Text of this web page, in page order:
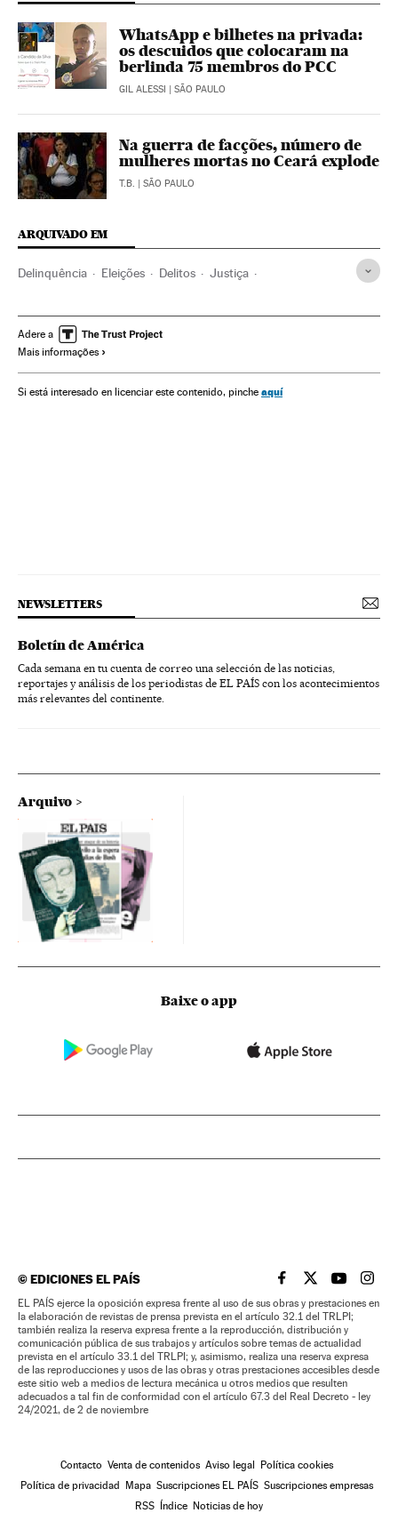
WhatsApp e bilhetes na privada:
os descuidos que colocaram na
berlinda 75 membros do PCC
GIL ALESSI | SÃO PAULO
Na guerra de facções, número de
mulheres mortas no Ceará explode
T.B. | SÃO PAULO
ARQUIVADO EM
Delinquência Eleições Delitos Justiça
Comando Vermelho Eleições Brasil
Segurança civil
Ministério Fazenda Governo Brasil Governo
Adere a
Mais informações
Si está interesado en licenciar este contenido, pinche aquí
NEWSLETTERS
Boletín de América
Cada semana en tu cuenta de correo una selección de las noticias,
reportajes y análisis de los periodistas de EL PAÍS con los acontecimientos
más relevantes del continente.
Arquivo
Baixe o app
©EDICIONES EL PAÍS EL PAÍS BRASIL EN
EL PAÍSEL PAÍS
EL
EL PAÍS ejerce la oposición expresa frente al uso de sus obras y prestaciones en
la elaboración de revistas de prensa prevista en el artículo 32.1 del TRLPI;
también realiza la reserva expresa frente a la reproducción, distribución y
comunicación pública de sus trabajos y artículos sobre temas de actualidad
prevista en el artículo 33.1 del TRLPI; y, asimismo, realiza una reserva expresa
de las reproducciones y usos de las obras y otras prestaciones accesibles desde
este sitio web a medios de lectura mecánica u otros medios que resulten
adecuados a tal fin de conformidad con el artículo 67.3 del Real Decreto - ley
24/2021, de 2 de noviembre
Contacto Venta de contenidos Aviso legal Política cookies
Política de privacidad Mapa Suscripciones EL PAÍS Suscripciones empresas
RSS Índice Noticias de hoy